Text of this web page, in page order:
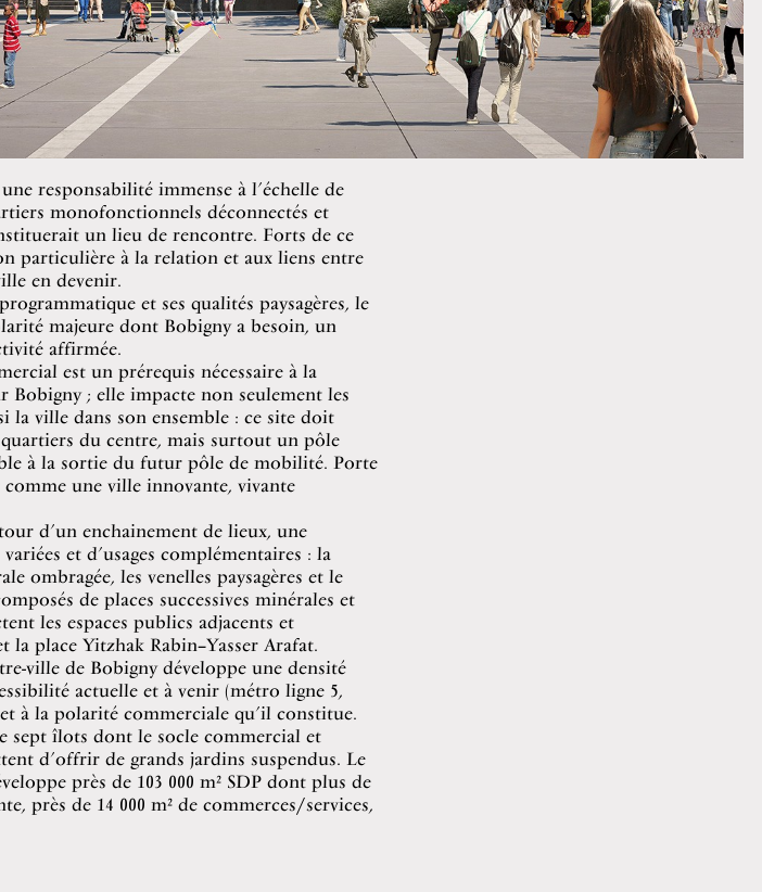
responsabilité immense à l’échelle de
mono­fonctionnels déconnectés et
un lieu de rencontre. Forts de ce
particulière à la relation et aux liens entre
en devenir.
et ses qualités paysagères, le
majeure dont Bobigny a besoin, un
affirmée.
est un prérequis nécessaire à la
; elle impacte non seulement les
la ville dans son ensemble : ce site doit
du centre, mais surtout un pôle
à la sortie du futur pôle de mobilité. Porte
une ville innovante, vivante
d’un enchainement de lieux, une
et d’usages complémentaires : la
ombragée, les venelles paysagères et le
de places successives minérales et
les espaces publics adjacents et
place Yitzhak Rabin–Yasser Arafat.
ville de Bobigny développe une densité
actuelle et à venir (métro ligne 5,
à la polarité commerciale qu’il constitue.
sept îlots dont le socle commercial et
d’offrir de grands jardins suspendus. Le
près de 103 000 m² SDP dont plus de
près de 14 000 m² de commerces/services,